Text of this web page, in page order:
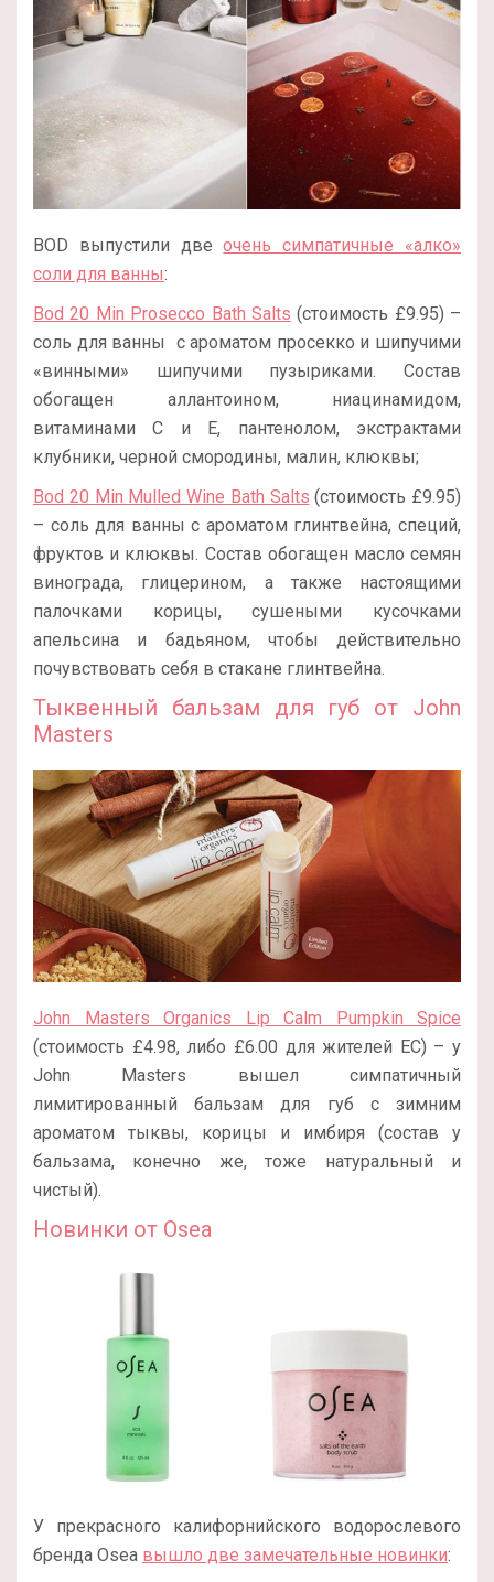
BOD выпустили двеочень симпатичные «алко»
соли для ванны:
Bod 20 Min Prosecco Bath Salts (стоимость £9.95) –
соль для ванны с ароматом просекко и шипучими
«винными» шипучими пузыриками. Состав
обогащен аллантоином, ниацинамидом,
витаминами С и Е, пантенолом, экстрактами
клубники, черной смородины, малин, клюквы;
Bod 20 Min Mulled Wine Bath Salts (стоимость £9.95)
– соль для ванны с ароматом глинтвейна, специй,
фруктов и клюквы. Состав обогащен масло семян
винограда, глицерином, а также настоящими
палочками корицы, сушеными кусочками
апельсина и бадьяном, чтобы действительно
почувствовать себя в стакане глинтвейна.
Тыквенный бальзам для губ от John
Masters
John Masters Organics Lip Calm Pumpkin Spice
(стоимость £4.98, либо £6.00 для жителей ЕС) – у
John Masters вышел симпатичный
лимитированный бальзам для губ с зимним
ароматом тыквы, корицы и имбиря (состав у
бальзама, конечно же, тоже натуральный и
чистый).
Новинки от Osea
У прекрасного калифорнийского водорослевого
бренда Osea вышло две замечательные новинки: